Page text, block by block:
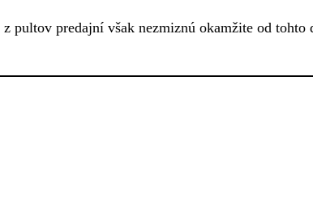
predajní však nezmiznú okamžite od tohto